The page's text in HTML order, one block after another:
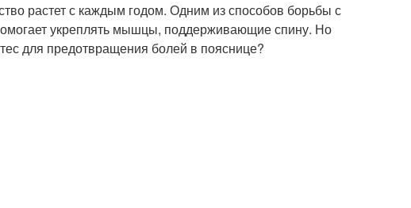
растет с каждым годом. Одним из способов борьбы с
укреплять мышцы, поддерживающие спину. Но
для предотвращения болей в пояснице?